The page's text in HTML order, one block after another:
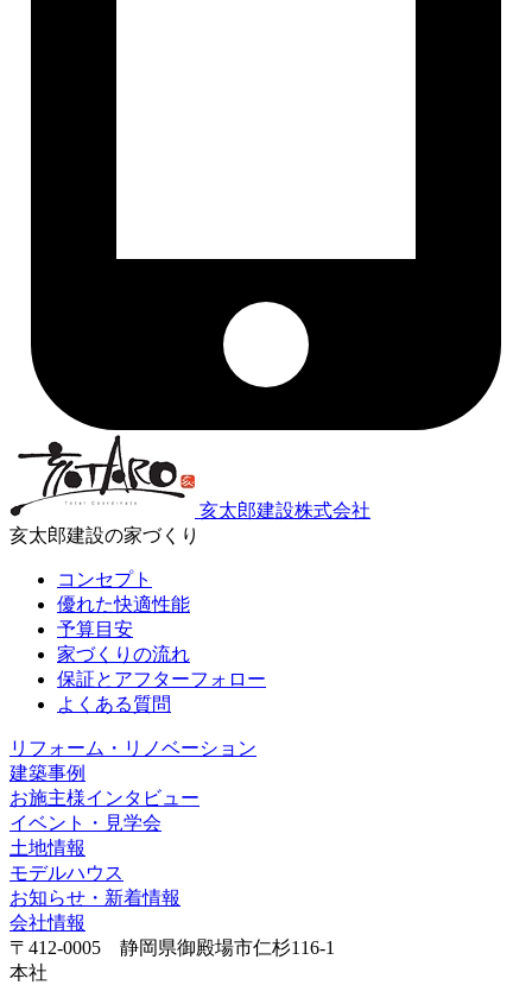
亥太郎建設株式会社
亥太郎建設の家づくり
コンセプト
優れた快適性能
予算目安
家づくりの流れ
保証とアフターフォロー
よくある質問
リフォーム・リノベーション
建築事例
お施主様インタビュー
イベント・見学会
土地情報
モデルハウス
お知らせ・新着情報
会社情報
〒412-0005 静岡県御殿場市仁杉116-1
本社